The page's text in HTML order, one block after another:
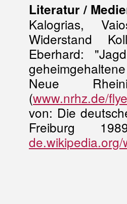
Literatur /
Kalogrias,
Widerstand
Eberhard:
Neue
(www.nrhz.de/
von: Die
Freiburg